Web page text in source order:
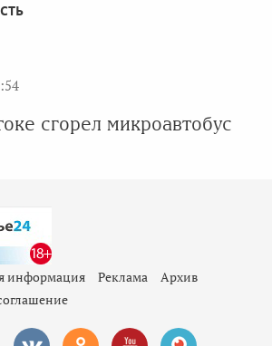
сгорел микроавтобус
информация Реклама
Архив